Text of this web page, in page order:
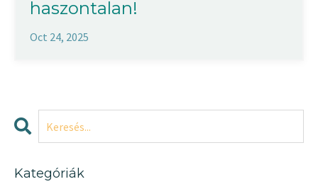
haszontalan!
Oct 24, 2025
Kategóriák